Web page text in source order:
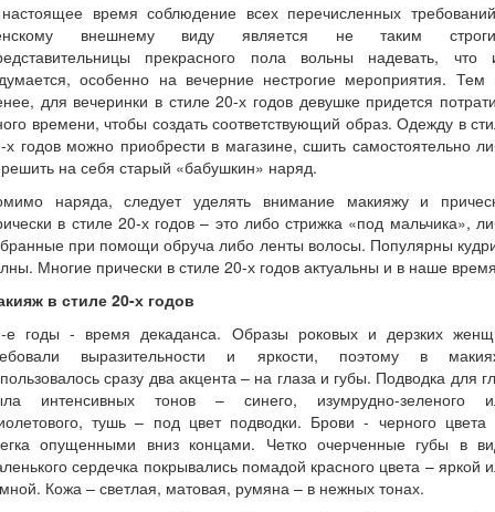
время соблюдение всех перечисленных
внешнему виду является не таким
прекрасного пола вольны надевать, что
особенно на вечерние нестрогие мероприятия. Тем
для вечеринки в стиле 20-х годов девушке придется
времени, чтобы создать соответствующий образ. Одежду в
х годов можно приобрести в магазине, сшить самостоятельно
на себя старый «бабушкин» наряд.
наряда, следует уделять внимание макияжу и
в стиле 20-х годов – это либо стрижка «под мальчика»,
при помощи обруча либо ленты волосы. Популярны
Многие прически в стиле 20-х годов актуальны и в наше
в стиле 20-х годов
е годы - время декаданса. Образы роковых и дерзких
выразительности и яркости, поэтому в
сразу два акцента – на глаза и губы. Подводка для
интенсивных тонов – синего, изумрудно-зеленого
тушь – под цвет подводки. Брови - черного цвета
опущенными вниз концами. Четко очерченные губы в
сердечка покрывались помадой красного цвета – яркой
Кожа – светлая, матовая, румяна – в нежных тонах.